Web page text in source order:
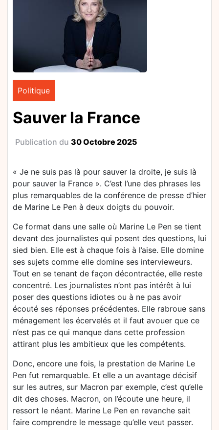
Politique
Sauver la France
Publication du 30 Octobre 2025
« Je ne suis pas là pour sauver la droite, je suis là
pour sauver la France ». C’est l’une des phrases les
plus remarquables de la conférence de presse d’hier
de Marine Le Pen à deux doigts du pouvoir.
Ce format dans une salle où Marine Le Pen se tient
devant des journalistes qui posent des questions, lui
sied bien. Elle est à chaque fois à l’aise. Elle domine
ses sujets comme elle domine ses intervieweurs.
Tout en se tenant de façon décontractée, elle reste
concentré. Les journalistes n’ont pas intérêt à lui
poser des questions idiotes ou à ne pas avoir
écouté ses réponses précédentes. Elle rabroue sans
ménagement les écervelés et il faut avouer que ce
n’est pas ce qui manque dans cette profession
attirant plus les ambitieux que les compétents.
Donc, encore une fois, la prestation de Marine Le
Pen fut remarquable. Et elle a un avantage décisif
sur les autres, sur Macron par exemple, c’est qu’elle
dit des choses. Macron, on l’écoute une heure, il
ressort le néant. Marine Le Pen en revanche sait
faire comprendre le message qu’elle veut passer.